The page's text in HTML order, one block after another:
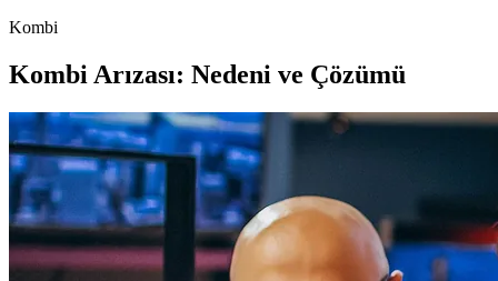
Kombi
Kombi Arızası: Nedeni ve Çözümü